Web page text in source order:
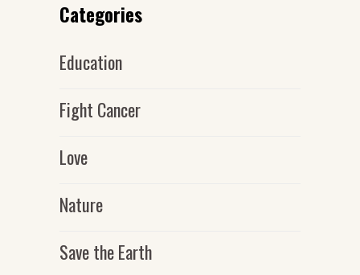
Categories
Education
Fight Cancer
Love
Nature
Save the Earth